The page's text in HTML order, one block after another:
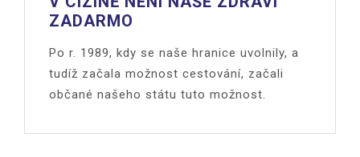
ZADARMO
Po r. 1989, kdy se naše hranice uvolnily, a
tudíž začala možnost cestování, začali
občané našeho státu tuto možnost.